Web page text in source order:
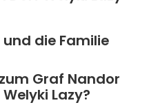
und die Familie
Graf Nandor
Lazy?